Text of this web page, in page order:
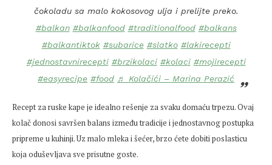
čokoladu sa malo kokosovog ulja i prelijte preko.
#balkan #balkanfood #traditionalfood #balkans
#balkantiktok #subarice #slatko #lakirecepti
#jednostavnirecepti #brzikolaci #kolaci #mojirecepti
#easyrecipe #food ♬ Kolačići – Marina Perazić
Recept za ruske kape je idealno rešenje za svaku domaću trpezu. Ovaj
kolač donosi savršen balans između tradicije i jednostavnog postupka
pripreme u kuhinji. Uz malo mleka i šećer, brzo ćete dobiti poslasticu
koja oduševljava sve prisutne goste.